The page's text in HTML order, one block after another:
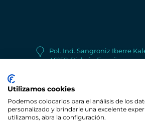
Pol. Ind. Sangroniz Iberre
48150 Bizkaia España
© Copyright Antón
Utilizamos cookies
Podemos colocarlos para el análisis de los
personalizado y brindarle una excelente
utilizamos, abra la configuración.